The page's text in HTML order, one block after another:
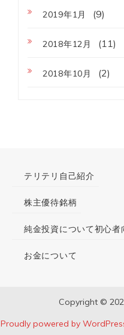
2019年1月 (9)
2018年12月 (11)
2018年10月 (2)
テリテリ自己紹介
株主優待銘柄
純金投資について初心者
お金について
Copyright ©
Proudly powered by